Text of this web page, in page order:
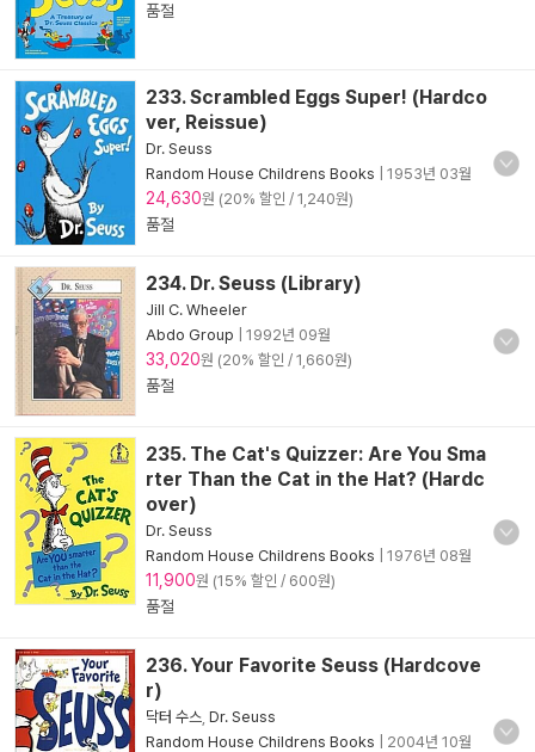
품절
233. Scrambled Eggs Super! (Hardco
ver, Reissue)
Dr. Seuss
Random House Childrens Books
1953년 03월
24,630원 (20% 할인 / 1,240원)
품절
234. Dr. Seuss (Library)
Jill C. Wheeler
Abdo Group
1992년 09월
33,020원 (20% 할인 / 1,660원)
품절
235. The Cat's Quizzer: Are You Sma
rter Than the Cat in the Hat? (Hardc
over)
Dr. Seuss
Random House Childrens Books
1976년 08월
11,900원 (15% 할인 / 600원)
품절
236. Your Favorite Seuss (Hardcove
r)
닥터 수스 Dr. Seuss
Random House Childrens Books
2004년 10월